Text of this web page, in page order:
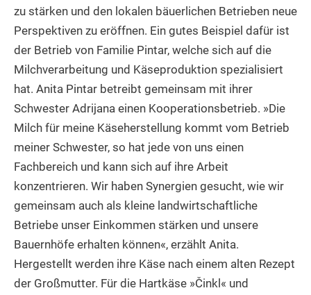
zu stärken und den lokalen bäuerlichen Betrieben neue
Perspektiven zu eröffnen. Ein gutes Beispiel dafür ist
der Betrieb von Familie Pintar, welche sich auf die
Milchverarbeitung und Käseproduktion spezialisiert
hat. Anita Pintar betreibt gemeinsam mit ihrer
Schwester Adrijana einen Kooperationsbetrieb. »Die
Milch für meine Käseherstellung kommt vom Betrieb
meiner Schwester, so hat jede von uns einen
Fachbereich und kann sich auf ihre Arbeit
konzentrieren. Wir haben Synergien gesucht, wie wir
gemeinsam auch als kleine landwirtschaftliche
Betriebe unser Einkommen stärken und unsere
Bauernhöfe erhalten können«, erzählt Anita.
Hergestellt werden ihre Käse nach einem alten Rezept
der Großmutter. Für die Hartkäse »Činkl« und